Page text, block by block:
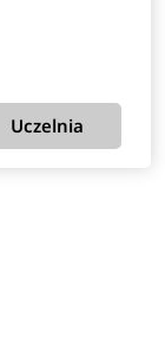
Uczelnia